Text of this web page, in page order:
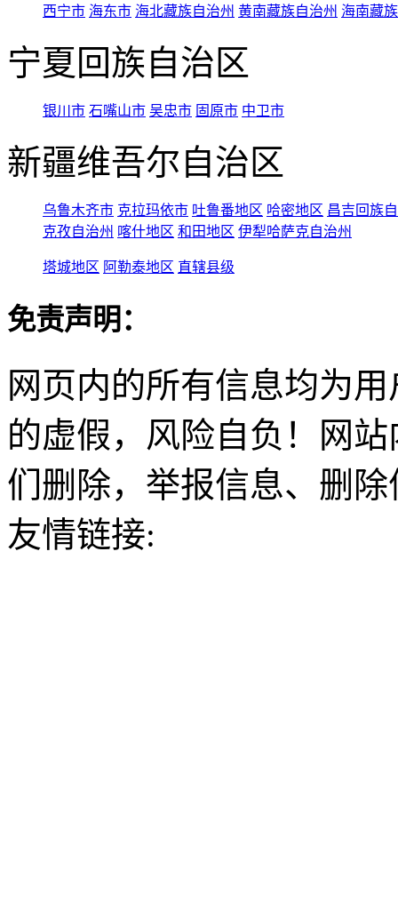
西宁市 海东市 海北藏族自治州 黄南藏族自治州 海南藏
宁夏回族自治区
银川市 石嘴山市 吴忠市 固原市 中卫市
新疆维吾尔自治区
乌鲁木齐市 克拉玛依市 吐鲁番地区 哈密地区 昌吉回族
克孜自治州 喀什地区 和田地区 伊犁哈萨克自治州
塔城地区 阿勒泰地区 直辖县级
免责声明：
网页内的所有信息均为
的虚假，风险自负！网
们删除，举报信息、删
友情链接: